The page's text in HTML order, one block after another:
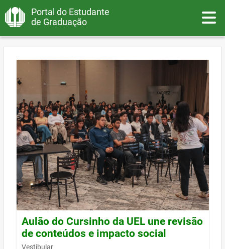
Portal do Estudante
de Graduação
Aulão do Cursinho da UEL une revisão
de conteúdos e impacto social
Vestibular